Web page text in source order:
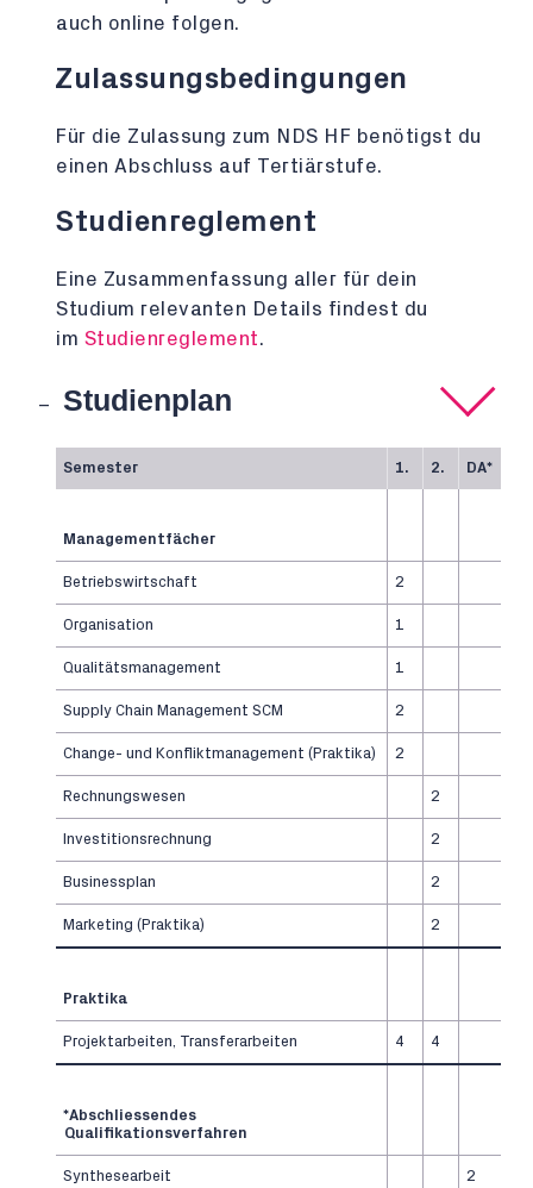
auch online folgen.
Zulassungsbedingungen
Für die Zulassung zum NDS HF benötigst du
einen Abschluss auf Tertiärstufe.
Studienreglement
Eine Zusammenfassung aller für dein
Studium relevanten Details findest du
im Studienreglement.
Studienplan
Semester 1. 2. DA*
Managementfächer
Betriebswirtschaft 2
Organisation 1
Qualitätsmanagement 1
Supply Chain Management SCM 2
Change- und Konfliktmanagement (Praktika) 2
Rechnungswesen 2
Investitionsrechnung 2
Businessplan 2
Marketing (Praktika) 2
Praktika
Projektarbeiten, Transferarbeiten 4 4
*Abschliessendes
Qualifikationsverfahren
Synthesearbeit 2